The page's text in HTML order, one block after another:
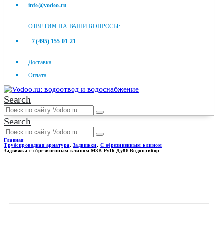
info@vodoo.ru
ОТВЕТИМ НА ВАШИ ВОПРОСЫ:
+7 (495) 155-01-21
Доставка
Оплата
Search
Search
Главная
Трубопроводная арматура, Задвижки, С обрезиненным клином
Задвижка с обрезиненным клином МЗВ Ру16 Ду80 Водоприбор